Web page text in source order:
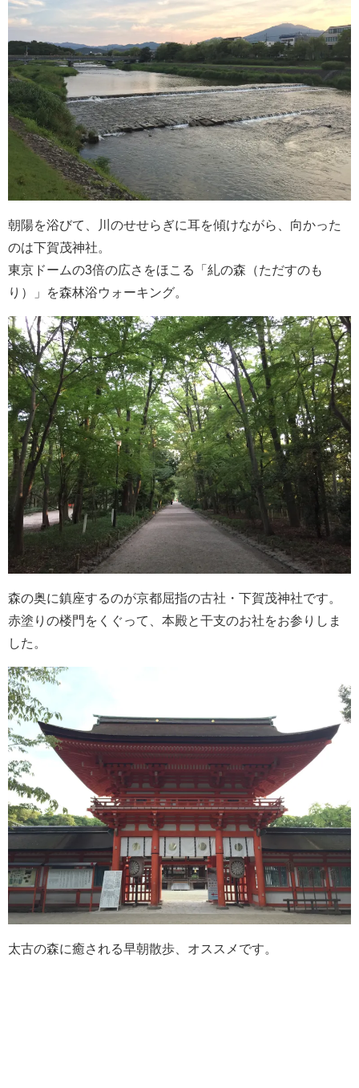
朝陽を浴びて、川のせせらぎに耳を傾けながら、向かった
のは下賀茂神社。
東京ドームの3倍の広さをほこる「糺の森（ただすのも
り）」を森林浴ウォーキング。
森の奥に鎮座するのが京都屈指の古社・下賀茂神社です。
赤塗りの楼門をくぐって、本殿と干支のお社をお参りしま
した。
太古の森に癒される早朝散歩、オススメです。